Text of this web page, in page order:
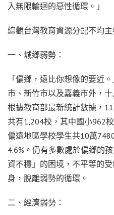
入無限輪迴的惡性循環。」
綜觀台灣教育資源分配不均
一、城鄉弱勢：
「偏鄉，遠比你想像的要近
市、新竹市以及嘉義市外，
根據教育部最新統計數據，
共有1,204校，其中國小962
偏遠地區學校學生共10萬
4.6%。仍有多數處於偏鄉的
資不穩」的困境，不平等的
身，脫離弱勢的循環。
二、經濟弱勢：